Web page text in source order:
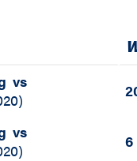
vs
)
vs
) 6